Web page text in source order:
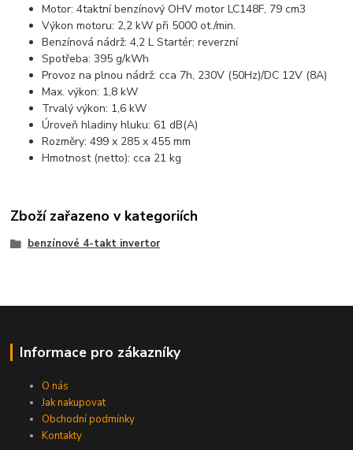
Motor: 4taktní benzínový OHV motor LC148F, 79 cm3
Výkon motoru: 2,2 kW při 5000 ot./min.
Benzínová nádrž: 4,2 L Startér: reverzní
Spotřeba: 395 g/kWh
Provoz na plnou nádrž: cca 7h, 230V (50Hz)/DC 12V (8A)
Max. výkon: 1,8 kW
Trvalý výkon: 1,6 kW
Úroveň hladiny hluku: 61 dB(A)
Rozměry: 499 x 285 x 455 mm
Hmotnost (netto): cca 21 kg
Zboží zařazeno v kategoriích
benzínové 4-takt invertor
Informace pro zákazníky
O nás
Jak nakupovat
Obchodní podmínky
Kontakty